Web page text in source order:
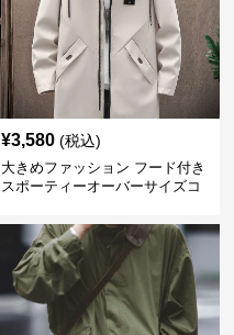
¥3,580 (税込)
大きめファッション フード付き
スポーティーオーバーサイズコ